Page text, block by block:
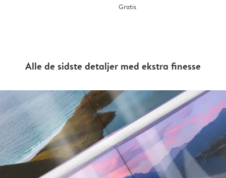
Gratis
Alle de sidste detaljer med ekstra finesse